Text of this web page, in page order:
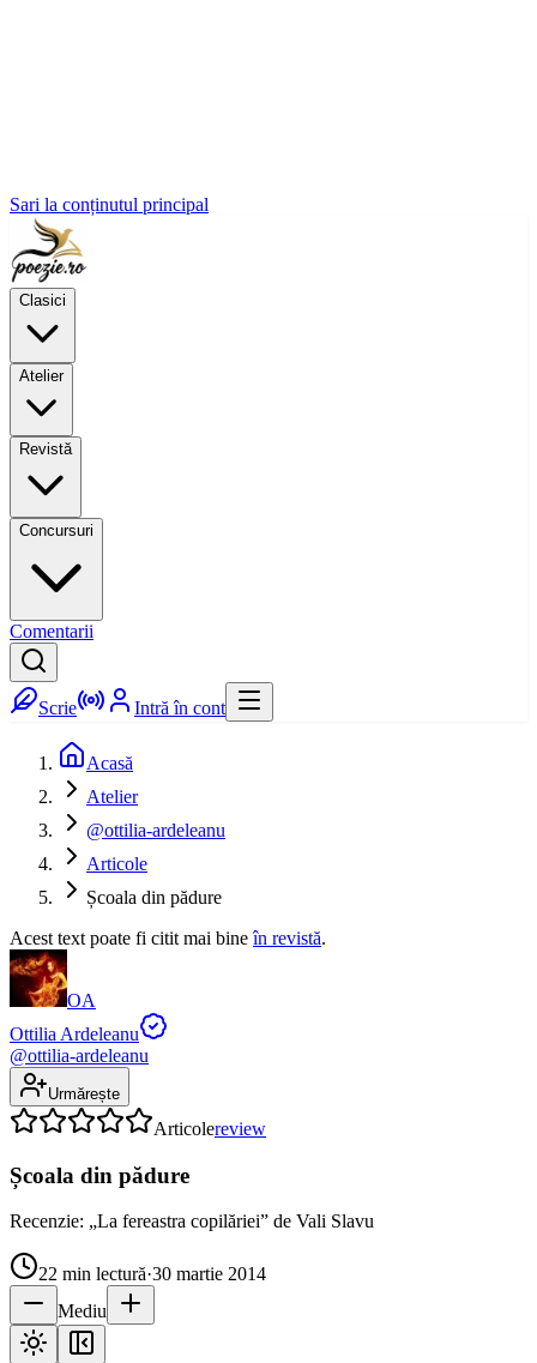
Sari la conținutul principal
Clasici
Atelier
Revistă
Concursuri
Comentarii
Scrie Intră în cont
Acasă
Atelier
@ottilia-ardeleanu
Articole
Școala din pădure
Acest text poate fi citit mai bine în revistă.
OA
Ottilia Ardeleanu
@ottilia-ardeleanu
Urmărește
Articolereview
Școala din pădure
Recenzie: „La fereastra copilăriei” de Vali Slavu
22 min lectură·30 martie 2014
Mediu